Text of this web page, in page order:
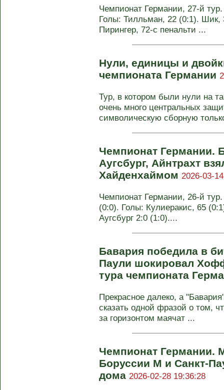
Чемпионат Германии, 27-й
Голы: Тилльман, 22 (0:1). Шик,
Пирингер, 72-с пенальти ...
Нули, единицы и
чемпионата Германии
Тур, в котором были нули на
очень много центральных
символическую сборную
Чемпионат Германии.
Аугсбург, Айнтрахт
Хайденхаймом 2026-03-
Чемпионат Германии, 26-й
(0:0). Голы: Кулиеракис, 65
Аугсбург 2:0 (1:0)....
Бавария победила в
Паули шокировал
тура чемпионата
Прекрасное далеко, а
сказать одной фразой о том,
за горизонтом маячат ...
Чемпионат
Боруссии М и Санкт-
дома 2026-02-28 19:36:28